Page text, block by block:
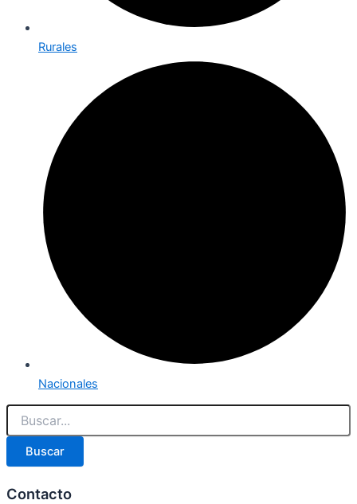
Rurales
Nacionales
Buscar
Contacto